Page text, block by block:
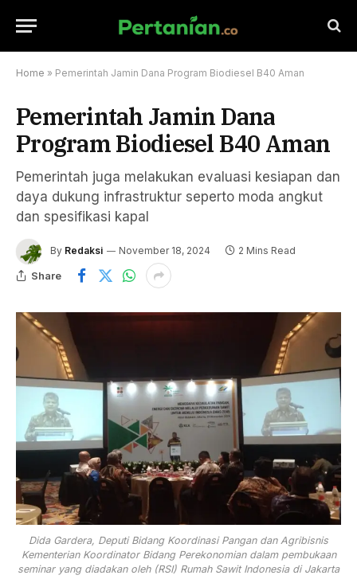
Home » Pemerintah Jamin Dana Program Biodiesel B40 Aman
Pemerintah Jamin Dana
Program Biodiesel B40 Aman
Pemerintah juga melakukan evaluasi kesiapan dan
daya dukung infrastruktur seperto moda angkut
dan spesifikasi kapal
By Redaksi November 18, 2024 2 Mins Read
Share
Dida Gardera, Deputi Bidang Koordinasi Pangan dan Agribisnis
Kementerian Koordinator Bidang Perekonomian dalam pembukaan
seminar yang diadakan oleh (RSI) Rumah Sawit Indonesia di Jakarta